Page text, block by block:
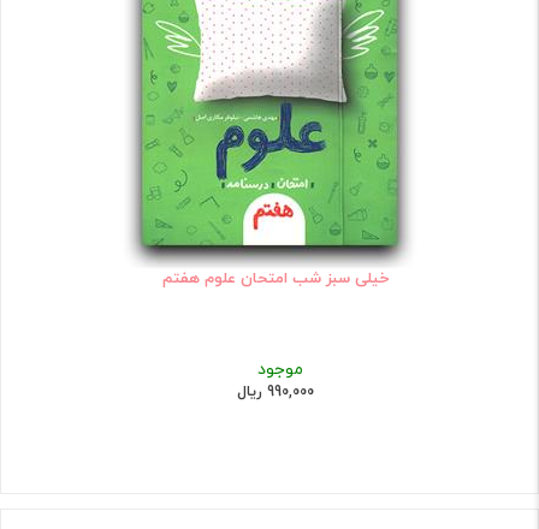
خیلی سبز شب امتحان علوم هفتم
موجود
990,000 ریال